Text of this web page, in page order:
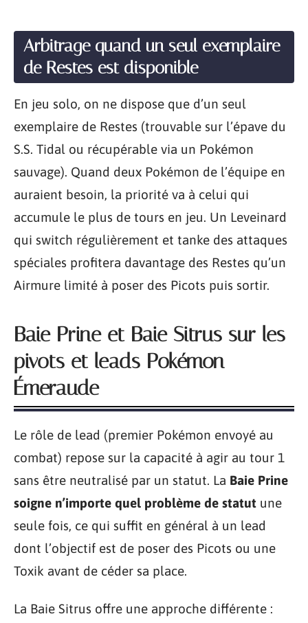
Arbitrage quand un seul exemplaire
de Restes est disponible
En jeu solo, on ne dispose que d’un seul
exemplaire de Restes (trouvable sur l’épave du
S.S. Tidal ou récupérable via un Pokémon
sauvage). Quand deux Pokémon de l’équipe en
auraient besoin, la priorité va à celui qui
accumule le plus de tours en jeu. Un Leveinard
qui switch régulièrement et tanke des attaques
spéciales profitera davantage des Restes qu’un
Airmure limité à poser des Picots puis sortir.
Baie Prine et Baie Sitrus sur les
pivots et leads Pokémon
Émeraude
Le rôle de lead (premier Pokémon envoyé au
combat) repose sur la capacité à agir au tour 1
sans être neutralisé par un statut. La Baie Prine
soigne n’importe quel problème de statut une
seule fois, ce qui suffit en général à un lead
dont l’objectif est de poser des Picots ou une
Toxik avant de céder sa place.
La Baie Sitrus offre une approche différente :